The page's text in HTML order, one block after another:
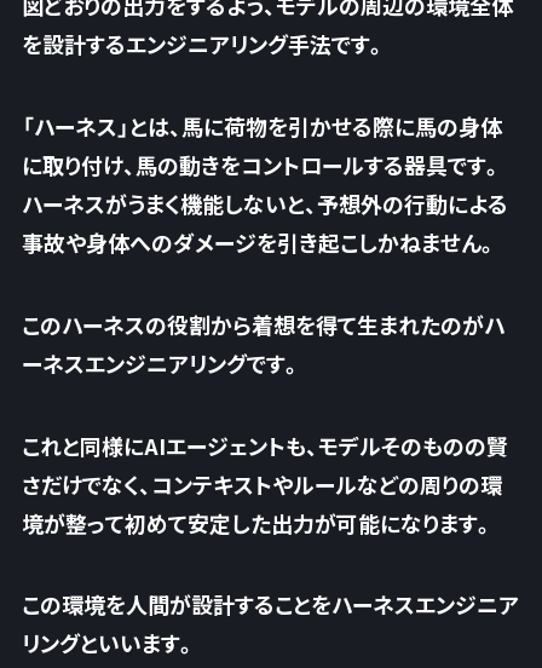
を設計するエンジニアリング手法です。
「ハーネス」とは、馬に荷物を引かせる際に馬の身体
に取り付け、馬の動きをコントロールする器具です。
ハーネスがうまく機能しないと、予想外の行動による
事故や身体へのダメージを引き起こしかねません。
このハーネスの役割から着想を得て生まれたのがハ
ーネスエンジニアリングです。
これと同様にAIエージェントも、モデルそのものの賢
さだけでなく、コンテキストやルールなどの周りの環
境が整って初めて安定した出力が可能になります。
この環境を人間が設計することをハーネスエンジニア
リングといいます。